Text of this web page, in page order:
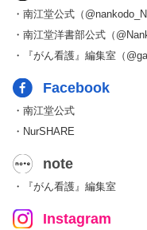
・南江堂公式（
・南江堂洋書部公式（
・『がん看護』編集室（
Facebook
・南江堂公式
・NurSHARE
note
・『がん看護』編集室
Instagram